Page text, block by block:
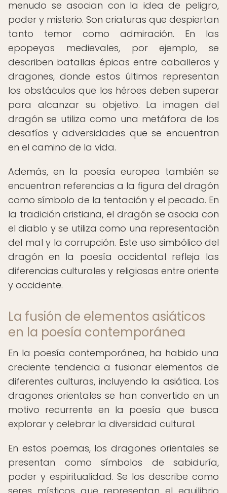
menudo se asocian con la idea de peligro,
poder y misterio. Son criaturas que despiertan
tanto temor como admiración. En las
epopeyas medievales, por ejemplo, se
describen batallas épicas entre caballeros y
dragones, donde estos últimos representan
los obstáculos que los héroes deben superar
para alcanzar su objetivo. La imagen del
dragón se utiliza como una metáfora de los
desafíos y adversidades que se encuentran
en el camino de la vida.
Además, en la poesía europea también se
encuentran referencias a la figura del dragón
como símbolo de la tentación y el pecado. En
la tradición cristiana, el dragón se asocia con
el diablo y se utiliza como una representación
del mal y la corrupción. Este uso simbólico del
dragón en la poesía occidental refleja las
diferencias culturales y religiosas entre oriente
y occidente.
La fusión de elementos asiáticos
en la poesía contemporánea
En la poesía contemporánea, ha habido una
creciente tendencia a fusionar elementos de
diferentes culturas, incluyendo la asiática. Los
dragones orientales se han convertido en un
motivo recurrente en la poesía que busca
explorar y celebrar la diversidad cultural.
En estos poemas, los dragones orientales se
presentan como símbolos de sabiduría,
poder y espiritualidad. Se los describe como